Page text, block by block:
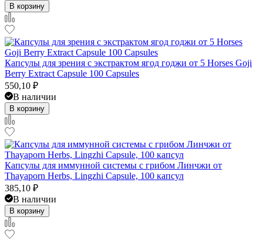
В корзину
Капсулы для зрения с экстрактом ягод годжи от 5 Horses Goji
Berry Extract Capsule 100 Capsules
550,10 ₽
В наличии
В корзину
Капсулы для иммунной системы с грибом Линчжи от
Thayaporn Herbs, Lingzhi Capsule, 100 капсул
385,10 ₽
В наличии
В корзину